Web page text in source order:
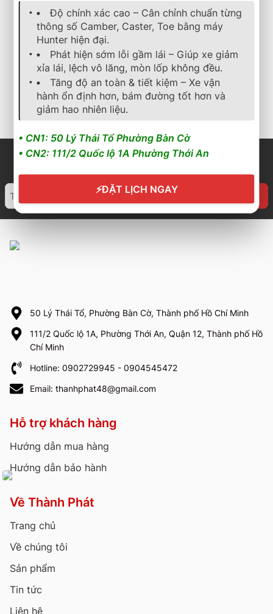
Sản phẩm tương tự
lốp xe bridgestone, turanza , mới nhất
LỐP XE BRIDGESTONE 205/55R17 TURANZA T06
2.916.000₫ 2.600.000₫
Cần nhận báo giá mới
nhất? Nhấn vào đây để trao
đổi ngay
lốp xe bridgestone, turanza
LỐP XE BRIDGESTONE
2.862.000 ₫ 2.550.000
Cần nhận báo giá mới
Độ chính xác cao – Cân chỉnh chuẩn từng
thông số Camber, Caster, Toe bằng máy
Hunter hiện đại.
Phát hiện sớm lỗi gầm lái – Giúp xe giảm
xỉa lái, lệch vô lăng, mòn lốp không đều.
Tăng độ an toàn & tiết kiệm – Xe vận
hành ổn định hơn, bám đường tốt hơn và
giảm hao nhiên liệu.
• CN1: 50 Lý Thái Tổ Phường Bàn Cờ
• CN2: 111/2 Quốc lộ 1A Phường Thới An
⚡ĐẶT LỊCH NGAY
50 Lý Thái Tổ, Phường Bàn Cờ, Thành phố Hồ Chí Minh
111/2 Quốc lộ 1A, Phường Thới An, Quận 12, Thành phố Hồ
Chí Minh
Hotline: 0902729945 - 0904545472
Email: thanhphat48@gmail.com
Hỗ trợ khách hàng
Hướng dẫn mua hàng
Hướng dẫn bảo hành
Về Thành Phát
Trang chủ
Về chúng tôi
Sản phẩm
Tin tức
Liên hệ